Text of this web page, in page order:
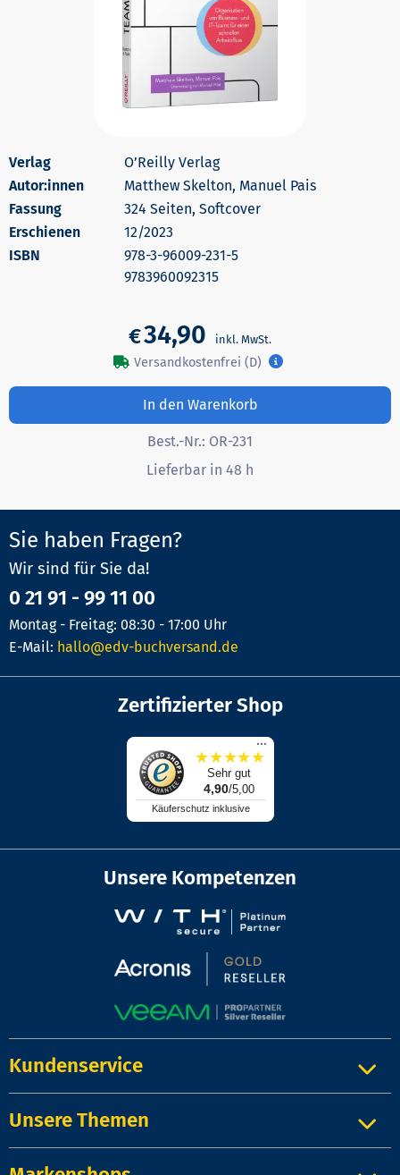
O’Reilly Verlag
Autor:innen
Matthew Skelton, Manuel Pais
324 Seiten, Softcover
Erschienen
12/2023
978-3-96009-231-5
9783960092315
€34,90
Versandkostenfrei (D)
In den Warenkorb
Best.-Nr.: OR-231
Lieferbar in 48 h
Sie haben Fragen?
Wir sind für Sie da!
0 21 91 - 99 11 00
Montag - Freitag: 08:30 - 17:00 Uhr
E-Mail: hallo@edv-buchversand.de
Zertifizierter Shop
...
★★★★★
Sehr gut
4,90/5,00
Käuferschutz inklusive
Unsere Kompetenzen
Kundenservice
Unsere Themen